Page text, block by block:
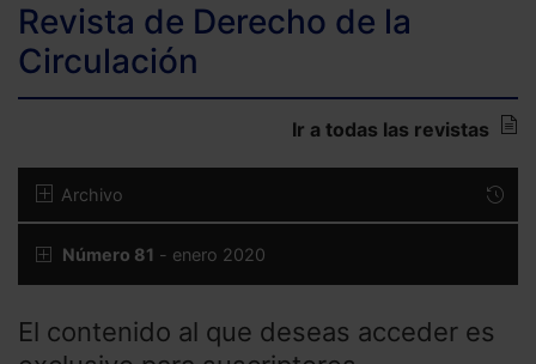
Revista de Derecho de la
Circulación
Ir a todas las revistas
Archivo
Número 81 - enero 2020
El contenido al que deseas acceder es